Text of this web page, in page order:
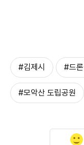
#김제시 #드
#모악산 도립공원